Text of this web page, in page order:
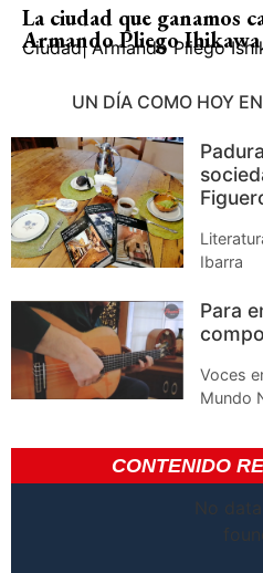
La ciudad que ganamos
Armando Pliego Ihikawa
Ciudad| Armando Pliego
UN DÍA COMO HOY
Ibarra
Para
Voces
Mundo
CONTENIDO
No